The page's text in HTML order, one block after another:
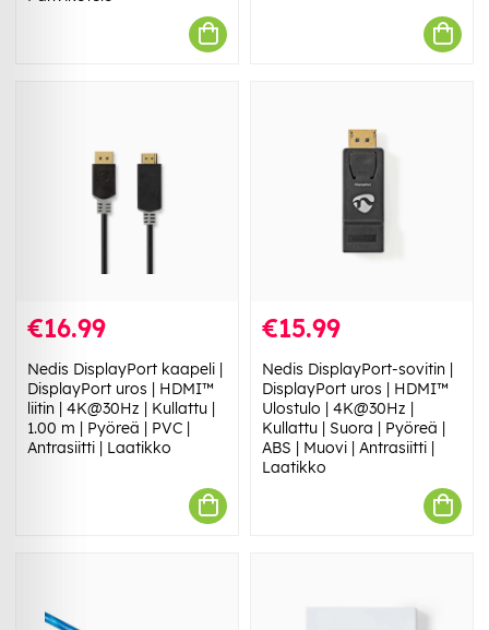
€16.99
Nedis DisplayPort kaapeli |
DisplayPort uros | HDMI™
liitin | 4K@30Hz | Kullattu |
1.00 m | Pyöreä | PVC |
Antrasiitti | Laatikko
€15.99
Nedis DisplayPort-sovitin |
DisplayPort uros | HDMI™
Ulostulo | 4K@30Hz |
Kullattu | Suora | Pyöreä |
ABS | Muovi | Antrasiitti |
Laatikko